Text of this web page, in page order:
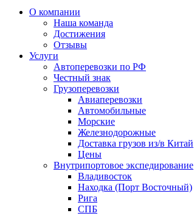
О компании
Наша команда
Достижения
Отзывы
Услуги
Автоперевозки по РФ
Честный знак
Грузоперевозки
Авиаперевозки
Автомобильные
Морские
Железнодорожные
Доставка грузов из/в Китай
Цены
Внутрипортовое экспедирование
Владивосток
Находка (Порт Восточный)
Рига
СПБ